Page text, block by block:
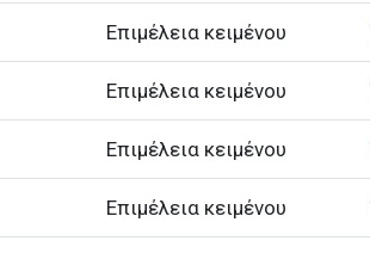
Επιμέλεια κειμένου
Επιμέλεια κειμένου
Επιμέλεια κειμένου
Επιμέλεια κειμένου